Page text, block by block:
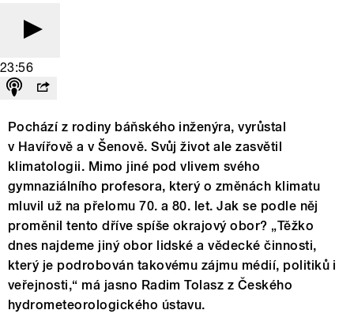
23:56
Pochází z rodiny báňského inženýra, vyrůstal
v Havířově a v Šenově. Svůj život ale zasvětil
klimatologii. Mimo jiné pod vlivem svého
gymnaziálního profesora, který o změnách klimatu
mluvil už na přelomu 70. a 80. let. Jak se podle něj
proměnil tento dříve spíše okrajový obor? „Těžko
dnes najdeme jiný obor lidské a vědecké činnosti,
který je podrobován takovému zájmu médií, politiků i
veřejnosti,“ má jasno Radim Tolasz z Českého
hydrometeorologického ústavu.